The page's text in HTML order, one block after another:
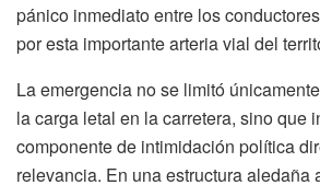
pánico inmediato entre los
por esta importante arteria vial del
La emergencia no se limitó
la carga letal en la carretera, sino que
componente de intimidación política
relevancia. En una estructura aledaña